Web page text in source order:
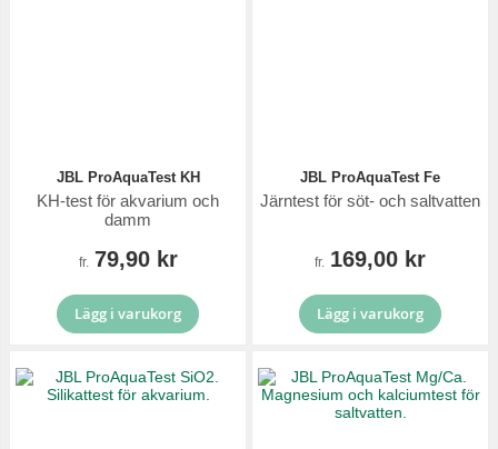
JBL ProAquaTest KH
KH-test för akvarium och
damm
fr. 79,90 kr
Lägg i varukorg
JBL ProAquaTest Fe
Järntest för söt- och saltvatten
fr. 169,00 kr
Lägg i varukorg